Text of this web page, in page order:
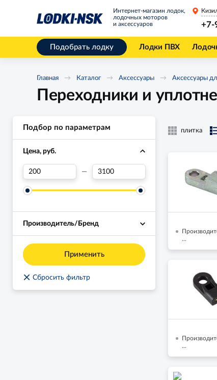
Интернет-магазин лодок,
лодочных моторов
и аксессуаров
+7-
Подобрать лодку Лодки ПВХ
Главная Каталог Аксессуары Аксессуары
Переходники и
Подбор по параметрам
Цена, руб.
—
Производитель/Бренд
Применить
× Сбросить фильтр
плитка
...
...